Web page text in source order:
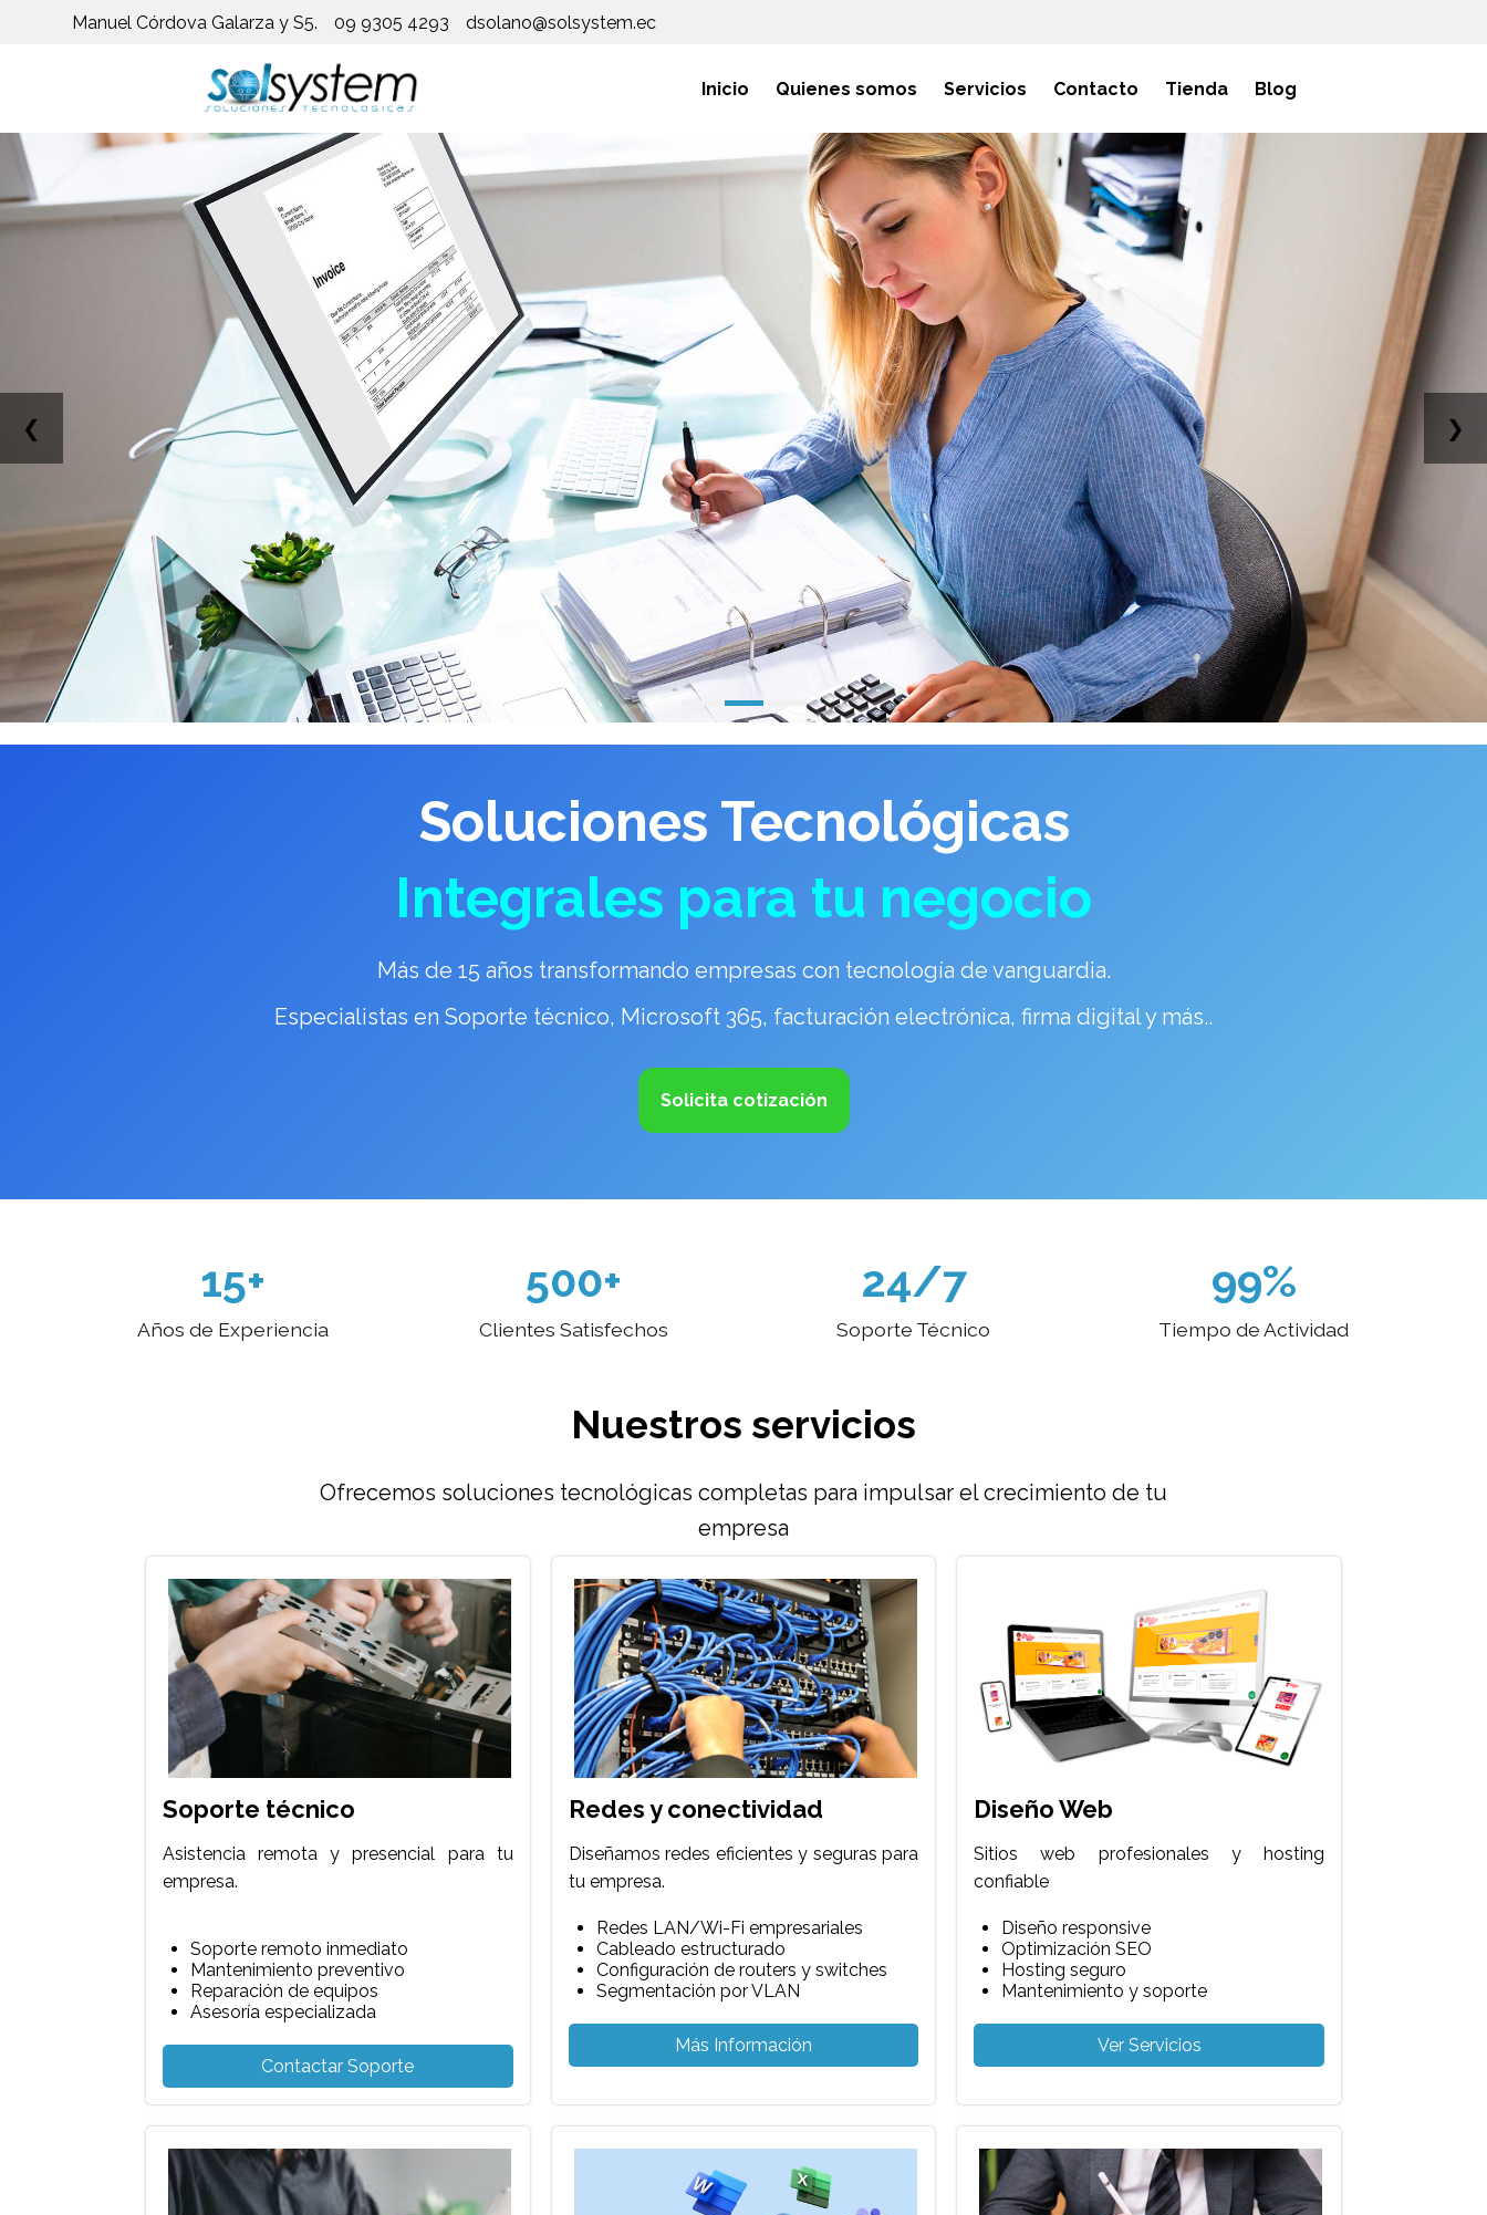
Manuel Córdova Galarza y S5. 09 9305 4293 dsolano@solsystem.ec
Inicio Quienes somos Servicios Contacto Tienda Blog
❮ ❯
Soluciones Tecnológicas
Integrales para tu negocio
Más de 15 años transformando empresas con tecnología de vanguardia.
Especialistas en Soporte técnico, Microsoft 365, facturación electrónica, firma digital y más..
Solicita cotización
15+
Años de Experiencia
500+
Clientes Satisfechos
24/7
Soporte Técnico
99%
Tiempo de Actividad
Nuestros servicios
Ofrecemos soluciones tecnológicas completas para impulsar el crecimiento de tu
empresa
Soporte técnico
Asistencia remota y presencial para tu
empresa.
Soporte remoto inmediato
Mantenimiento preventivo
Reparación de equipos
Asesoría especializada
Contactar Soporte
Redes y conectividad
Diseñamos redes eficientes y seguras para
tu empresa.
Redes LAN/Wi-Fi empresariales
Cableado estructurado
Configuración de routers y switches
Segmentación por VLAN
Más Información
Diseño Web
Sitios web profesionales y hosting
confiable
Diseño responsive
Optimización SEO
Hosting seguro
Mantenimiento y soporte
Ver Servicios